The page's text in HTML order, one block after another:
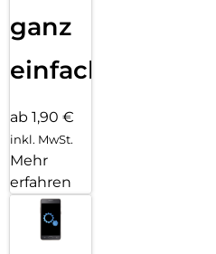
ganz
einfach
ab 1,90 €
inkl. MwSt.
Mehr
erfahren